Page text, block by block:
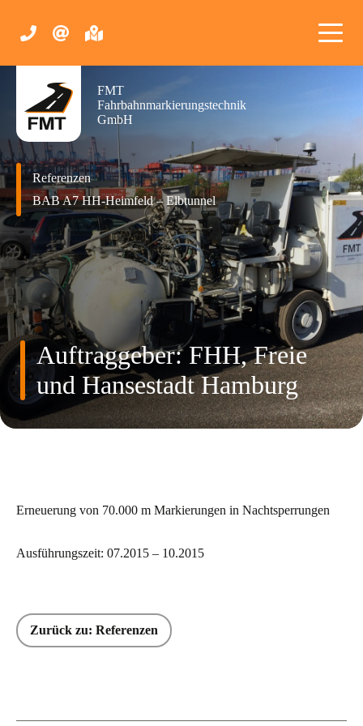
FMT
Fahrbahnmarkierungstechnik
GmbH
Auftraggeber: FHH, Freie
und Hansestadt Hamburg
Referenzen
BAB A7 HH-Heimfeld – Elbtunnel
Erneuerung von 70.000 m Markierungen in Nachtsperrungen
Ausführungszeit: 07.2015 – 10.2015
Zurück zu: Referenzen